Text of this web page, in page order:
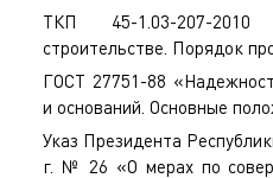
ТКП 45-1.03-207-
строительстве. Порядок
ГОСТ 27751-88
и оснований. Основные
Указ Президента
г. № 26 «О мерах по